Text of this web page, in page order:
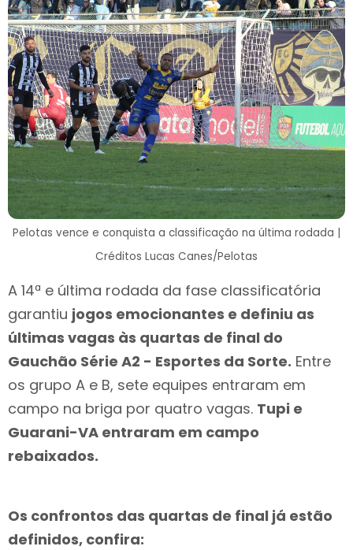
Pelotas vence e conquista a classificação na última rodada |
Créditos Lucas Canes/Pelotas
A 14ª e última rodada da fase classificatória
garantiu jogos emocionantes e definiu as
últimas vagas às quartas de final do
Gauchão Série A2 - Esportes da Sorte. Entre
os grupo A e B, sete equipes entraram em
campo na briga por quatro vagas. Tupi e
Guarani-VA entraram em campo
rebaixados.
Os confrontos das quartas de final já estão
definidos, confira: